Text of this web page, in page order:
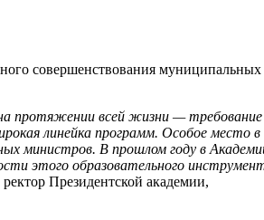
совершенствования муниципальных
протяжении всей жизни — требование
линейка программ. Особое место в
министров. В прошлом году в
этого образовательного
ректор Президентской академии,